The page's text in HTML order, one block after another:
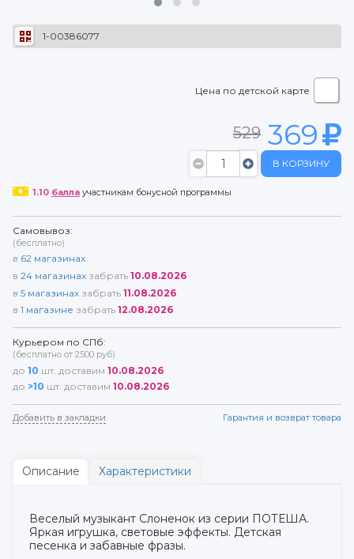
1-00386077
Цена по детской карте
529 369
В КОРЗИНУ
1.10 баллаучастникам бонусной программы
Самовывоз:
(бесплатно)
в 62 магазинах
в 24 магазинах забрать 10.08.2026
в 5 магазинах забрать 11.08.2026
в 1 магазине забрать 12.08.2026
Курьером по СПб:
(бесплатно от 2500 руб)
до 10 шт. доставим 10.08.2026
до >10 шт. доставим 10.08.2026
Добавить в закладки Гарантия и возврат товара
Описание Характеристики
Веселый музыкант Слоненок из серии ПОТЕША.
Яркая игрушка, световые эффекты. Детская
песенка и забавные фразы.